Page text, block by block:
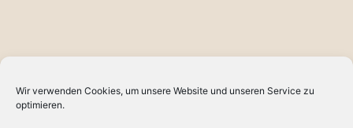
Wir verwenden Cookies, um unsere Website und unseren Service zu
optimieren.